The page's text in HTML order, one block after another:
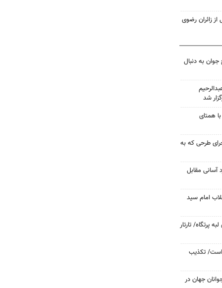
از زائران رضوی
به دنبال
شد
همتای
طرحی که به
آسانی مقابل
امام سید
پرتگاه/ تارتار
است/ تکذیب
جهان در